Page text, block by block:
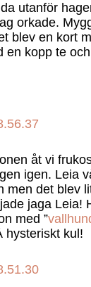
utanför
orkade.
blev en kort
en kopp te
åt vi
igen. Leia
men det blev
jaga Leia!
med ”
hysteriskt kul!